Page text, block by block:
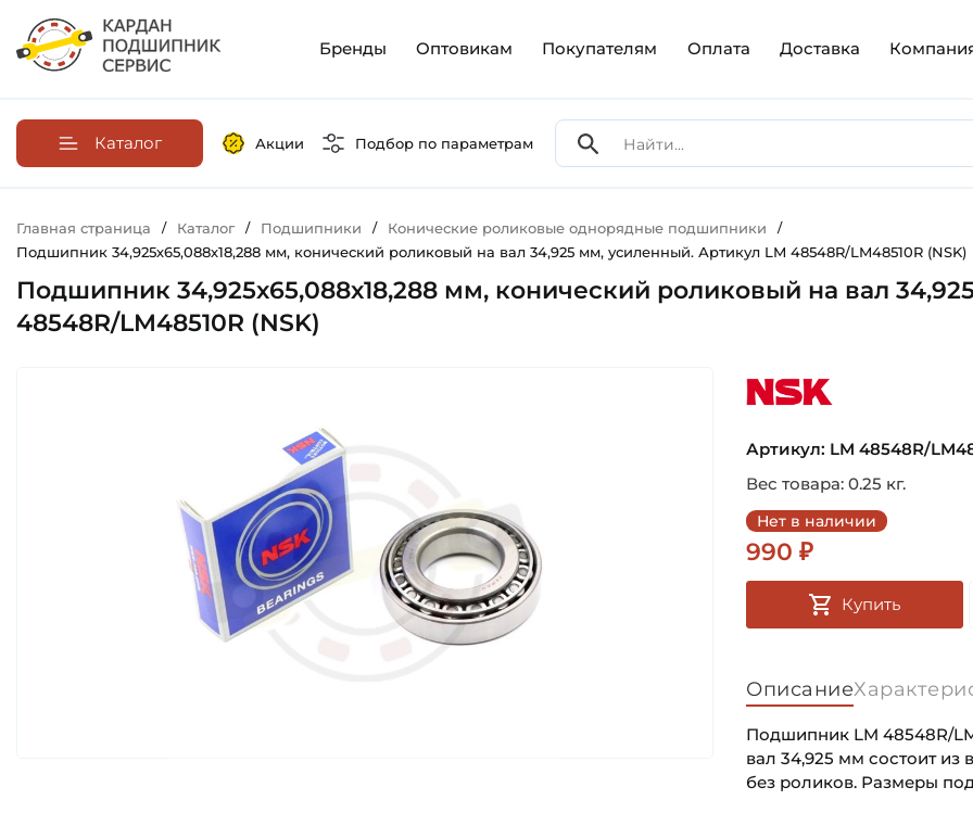
Бренды Оптовикам Покупателям Оплата Доставка
Каталог Акции Подбор по параметрам
Главная страница / Каталог / Подшипники / Конические роликовые однорядные подшипники /
Подшипник 34,925х65,088х18,288 мм, конический роликовый на вал 34,925 мм, усиленный. Артикул LM 48548R/LM48510R (NSK)
Подшипник 34,925х65,088х18,288 мм, конический роликовый на вал
48548R/LM48510R (NSK)
Артикул: LM 48548R/
Вес товара: 0.25 кг.
Нет в наличии
990 ₽
Купить
Описание
Подшипник LM 48548R/
вал 34,925 мм состоит из
без роликов. Размеры